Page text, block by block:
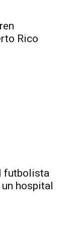
Rico
futbolista
hospital